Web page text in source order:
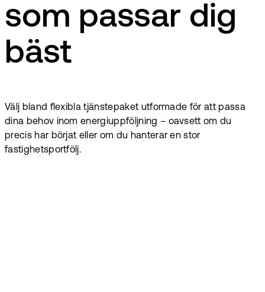
som passar dig
bäst
Välj bland flexibla tjänstepaket utformade för att passa
dina behov inom energiuppföljning – oavsett om du
precis har börjat eller om du hanterar en stor
fastighetsportfölj.